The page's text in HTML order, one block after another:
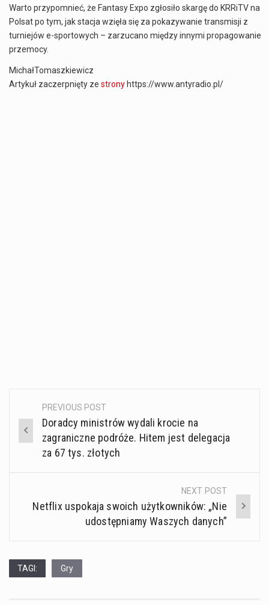
Warto przypomnieć, że Fantasy Expo zgłosiło skargę do KRRiTV na
Polsat po tym, jak stacja wzięła się za pokazywanie transmisji z
turniejów e-sportowych – zarzucano między innymi propagowanie
przemocy.
MichałTomaszkiewicz
Artykuł zaczerpnięty ze strony https://www.antyradio.pl/
Post
navigation
PREVIOUS POST
Doradcy ministrów wydali krocie na
zagraniczne podróże. Hitem jest delegacja
za 67 tys. złotych
NEXT POST
Netflix uspokaja swoich użytkowników: „Nie
udostępniamy Waszych danych”
TAGI: Gry